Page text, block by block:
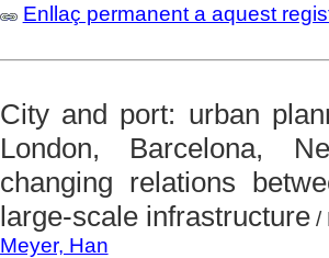
Enllaç permanent a aquest
City and port: urban
London, Barcelona,
changing relations
large-scale infrastructure/
Meyer, Han